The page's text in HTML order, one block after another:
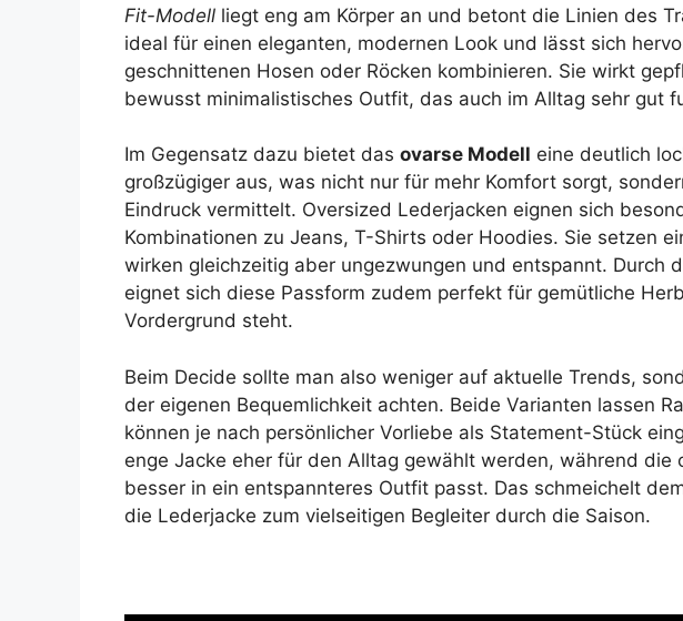
Fit-Modell liegt eng am Körper an und betont die Linien des
ideal für einen eleganten, modernen Look und lässt sich
geschnittenen Hosen oder Röcken kombinieren. Sie wirkt
bewusst minimalistisches Outfit, das auch im Alltag sehr gut
Im Gegensatz dazu bietet das ovarse Modell eine deutlich
großzügiger aus, was nicht nur für mehr Komfort sorgt,
Eindruck vermittelt. Oversized Lederjacken eignen sich
Kombinationen zu Jeans, T-Shirts oder Hoodies. Sie setzen
wirken gleichzeitig aber ungezwungen und entspannt. Durch
eignet sich diese Passform zudem perfekt für gemütliche
Vordergrund steht.
Beim Decide sollte man also weniger auf aktuelle Trends,
der eigenen Bequemlichkeit achten. Beide Varianten lassen
können je nach persönlicher Vorliebe als Statement-Stück
enge Jacke eher für den Alltag gewählt werden, während die
besser in ein entspannteres Outfit passt. Das schmeichelt
die Lederjacke zum vielseitigen Begleiter durch die Saison.